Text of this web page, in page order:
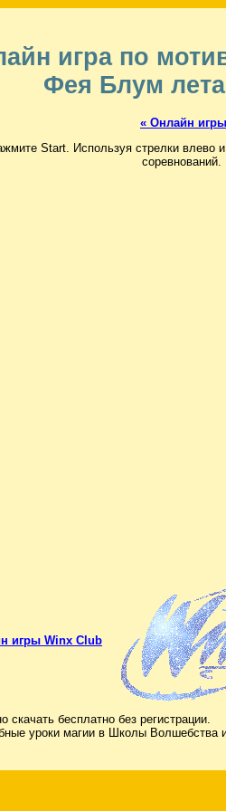
игра по
Фея Блум
« Онлайн
Start. Используя стрелки
игры Winx Club
бесплатно без регистрации.
уроки магии в Школы Волшебства